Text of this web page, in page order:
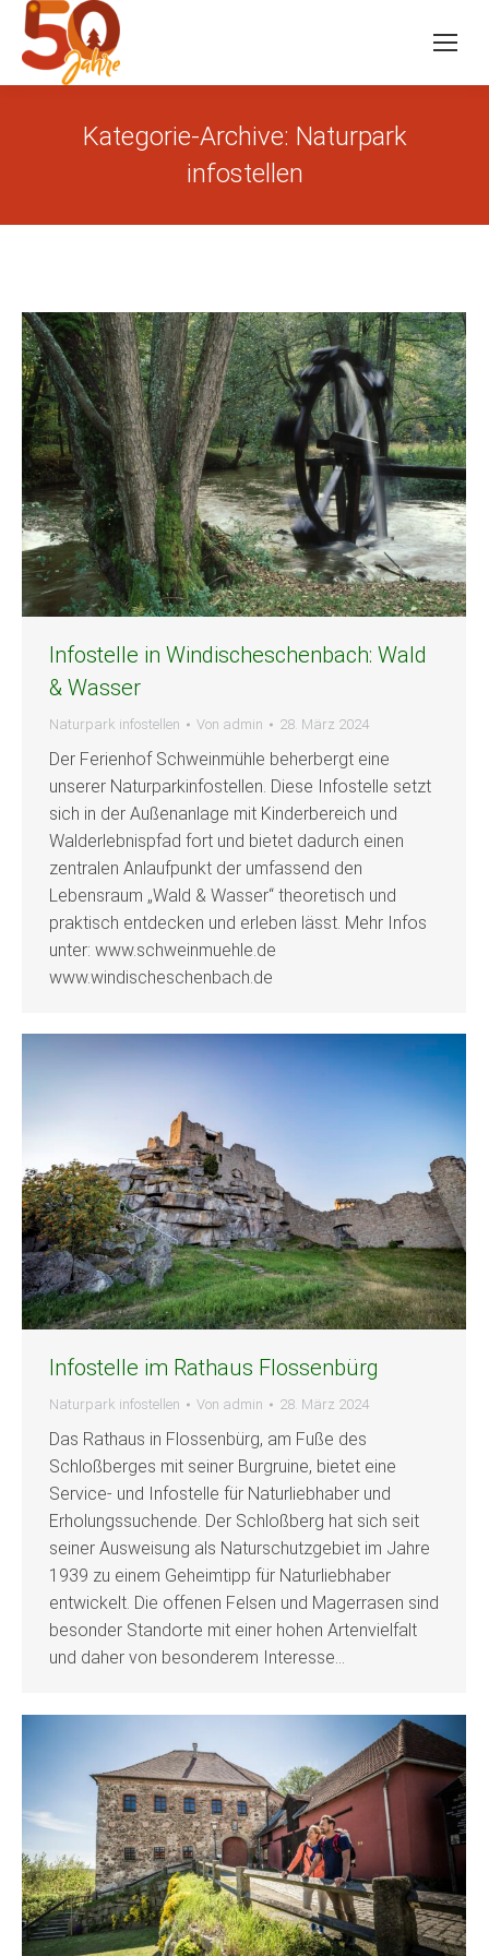
Kategorie-Archive: Naturpark
infostellen
Infostelle in Windischeschenbach: Wald
& Wasser
Naturpark infostellen Von admin 28. März 2024
Der Ferienhof Schweinmühle beherbergt eine
unserer Naturparkinfostellen. Diese Infostelle setzt
sich in der Außenanlage mit Kinderbereich und
Walderlebnispfad fort und bietet dadurch einen
zentralen Anlaufpunkt der umfassend den
Lebensraum „Wald & Wasser“ theoretisch und
praktisch entdecken und erleben lässt. Mehr Infos
unter: www.schweinmuehle.de
www.windischeschenbach.de
Infostelle im Rathaus Flossenbürg
Naturpark infostellen Von admin 28. März 2024
Das Rathaus in Flossenbürg, am Fuße des
Schloßberges mit seiner Burgruine, bietet eine
Service- und Infostelle für Naturliebhaber und
Erholungssuchende. Der Schloßberg hat sich seit
seiner Ausweisung als Naturschutzgebiet im Jahre
1939 zu einem Geheimtipp für Naturliebhaber
entwickelt. Die offenen Felsen und Magerrasen sind
besonder Standorte mit einer hohen Artenvielfalt
und daher von besonderem Interesse…